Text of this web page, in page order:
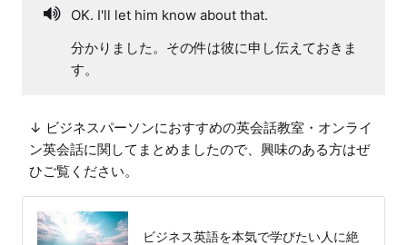
OK. I'll let him know about that.
分かりました。その件は彼に申し伝えておきま
す。
↓ ビジネスパーソンにおすすめの英会話教室・オンライ
ン英会話に関してまとめましたので、興味のある方はぜ
ひご覧ください。
ビジネス英語を本気で学びたい人に絶